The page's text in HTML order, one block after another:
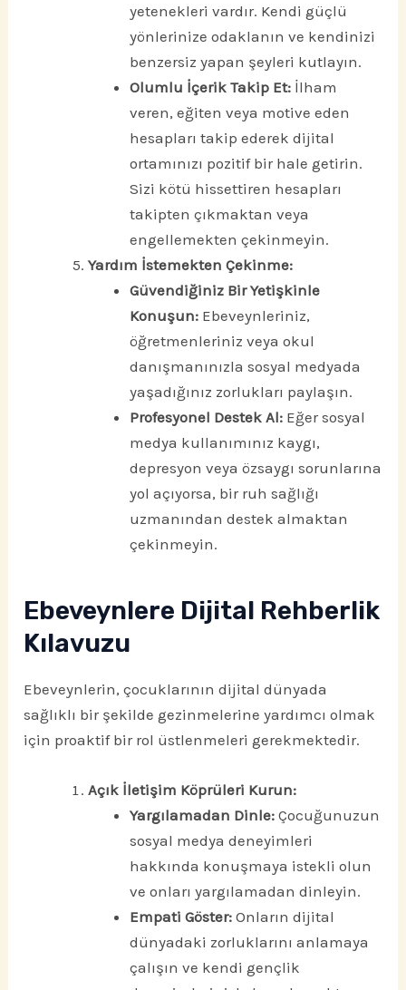
yetenekleri vardır. Kendi güçlü
yönlerinize odaklanın ve kendinizi
benzersiz yapan şeyleri kutlayın.
Olumlu İçerik Takip Et:İlham
veren, eğiten veya motive eden
hesapları takip ederek dijital
ortamınızı pozitif bir hale getirin.
Sizi kötü hissettiren hesapları
takipten çıkmaktan veya
engellemekten çekinmeyin.
Yardım İstemekten Çekinme:
Güvendiğiniz Bir Yetişkinle
Konuşun:Ebeveynleriniz,
öğretmenleriniz veya okul
danışmanınızla sosyal medyada
yaşadığınız zorlukları paylaşın.
Profesyonel Destek Al:Eğer sosyal
medya kullanımınız kaygı,
depresyon veya özsaygı sorunlarına
yol açıyorsa, bir ruh sağlığı
uzmanından destek almaktan
çekinmeyin.
Ebeveynlere Dijital Rehberlik
Kılavuzu
Ebeveynlerin, çocuklarının dijital dünyada
sağlıklı bir şekilde gezinmelerine yardımcı olmak
için proaktif bir rol üstlenmeleri gerekmektedir.
Açık İletişim Köprüleri Kurun:
Yargılamadan Dinle:Çocuğunuzun
sosyal medya deneyimleri
hakkında konuşmaya istekli olun
ve onları yargılamadan dinleyin.
Empati Göster:Onların dijital
dünyadaki zorluklarını anlamaya
çalışın ve kendi gençlik